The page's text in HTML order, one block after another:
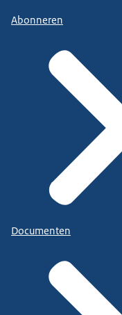
Abonneren
Documenten